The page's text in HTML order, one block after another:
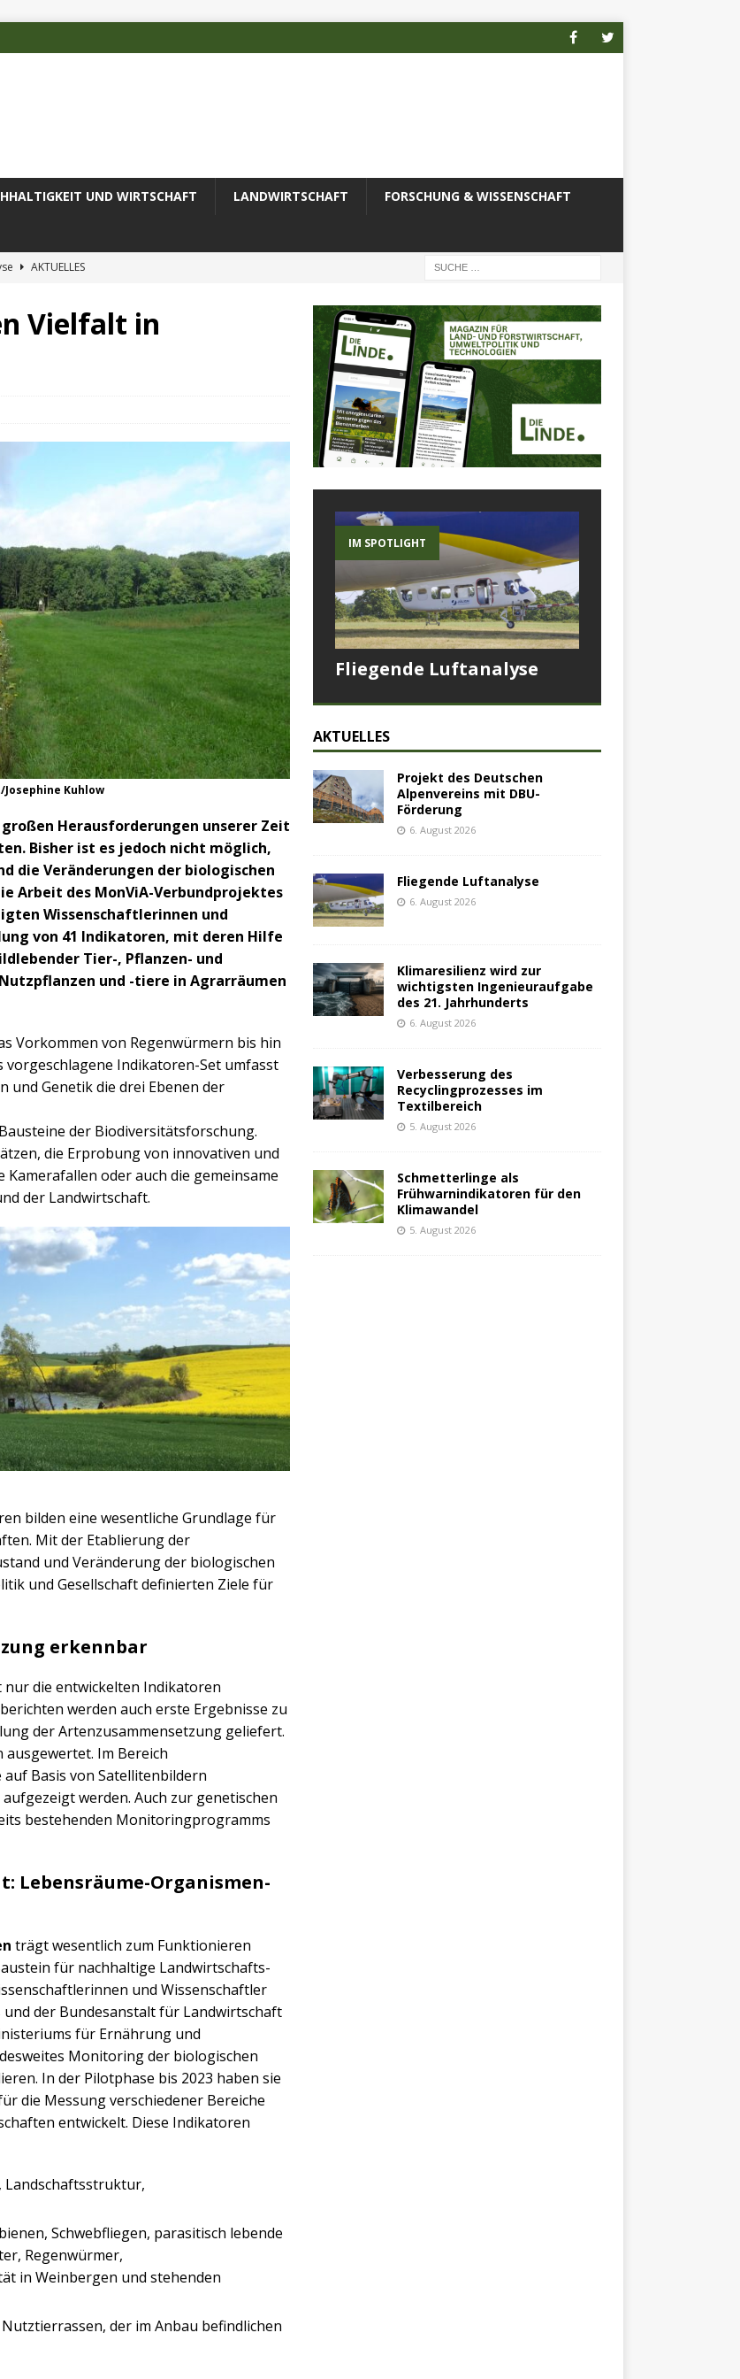
UND WIRTSCHAFT LANDWIRTSCHAFT FORSCHUNG & WISSENSCHAFT
AKTUELLES
Alpenvereins mit DBU-Förderung
Vielfalt in
Kuhlow
Herausforderungen unserer Zeit
Bisher ist es jedoch nicht möglich,
die Veränderungen der biologischen
Arbeit des MonViA-Verbundprojektes
Wissenschaftlerinnen und
von 41 Indikatoren, mit deren Hilfe
Tier-, Pflanzen- und
und -tiere in Agrarräumen
Vorkommen von Regenwürmern bis hin
Indikatoren-Set umfasst
und Genetik die drei Ebenen der
der Biodiversitätsforschung.
die Erprobung von innovativen und
oder auch die gemeinsame
der Landwirtschaft.
bilden eine wesentliche Grundlage für
Mit der Etablierung der
und Veränderung der biologischen
und Gesellschaft definierten Ziele für
erkennbar
nur die entwickelten Indikatoren
werden auch erste Ergebnisse zu
der Artenzusammensetzung geliefert.
Im Bereich
Basis von Satellitenbildern
werden. Auch zur genetischen
bestehenden Monitoringprogramms
Lebensräume-Organismen-
trägt wesentlich zum Funktionieren
für nachhaltige Landwirtschafts-
und Wissenschaftler
der Bundesanstalt für Landwirtschaft
für Ernährung und
Monitoring der biologischen
In der Pilotphase bis 2023 haben sie
die Messung verschiedener Bereiche
entwickelt. Diese Indikatoren
Landschaftsstruktur,
Schwebfliegen, parasitisch lebende
Regenwürmer,
in Weinbergen und stehenden
der im Anbau befindlichen
IM SPOTLIGHT
Fliegende Luftanalyse
AKTUELLES
Projekt des Deutschen
Alpenvereins mit DBU-
Förderung
6. August 2026
Fliegende Luftanalyse
6. August 2026
Klimaresilienz wird zur
wichtigsten Ingenieuraufgabe
des 21. Jahrhunderts
6. August 2026
Verbesserung des
Recyclingprozesses im
Textilbereich
5. August 2026
Schmetterlinge als
Frühwarnindikatoren für den
Klimawandel
5. August 2026